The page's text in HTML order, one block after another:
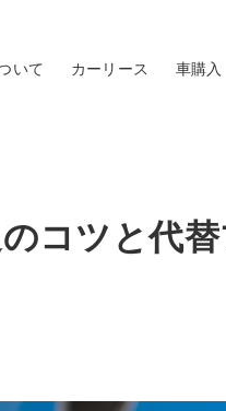
いて カーリース 車購入
コツと代